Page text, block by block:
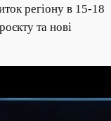
регіону в 15-18
та нові